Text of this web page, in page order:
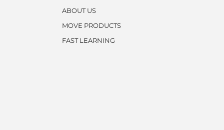
ABOUT US
MOVE PRODUCTS
FAST LEARNING